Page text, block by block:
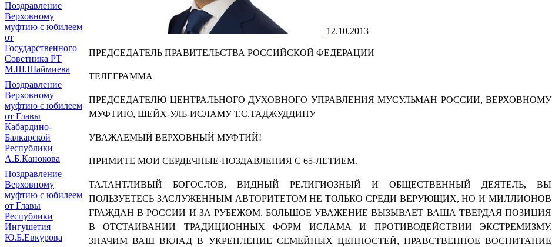
Поздравление
Верховному
муфтию с юбилеем
от
Государственного
Советника РТ
М.Ш.Шаймиева
Поздравление
Верховному
муфтию с юбилеем
от Главы
Кабардино-
Балкарской
Республики
А.Б.Канокова
Поздравление
Верховному
муфтию с юбилеем
от Главы
Республики
Ингушетия
Ю.Б.Евкурова
12.10.2013
ПРЕДСЕДАТЕЛЬ ПРАВИТЕЛЬСТВА РОССИЙСКОЙ ФЕДЕРАЦИИ
ТЕЛЕГРАММА
ПРЕДСЕДАТЕЛЮ ЦЕНТРАЛЬНОГО ДУХОВНОГО УПРАВЛЕНИЯ МУСУЛЬМАН РОССИИ, ВЕРХОВНОМУ
МУФТИЮ, ШЕЙХ-УЛЬ-ИСЛАМУ Т.С.ТАДЖУДДИНУ
УВАЖАЕМЫЙ ВЕРХОВНЫЙ МУФТИЙ!
ПРИМИТЕ МОИ СЕРДЕЧНЫЕ·ПОЗДАВЛЕНИЯ С 65-ЛЕТИЕМ.
ТАЛАНТЛИВЫЙ БОГОСЛОВ, ВИДНЫЙ РЕЛИГИОЗНЫЙ И ОБЩЕСТВЕННЫЙ ДЕЯТЕЛЬ, ВЫ
ПОЛЬЗУЕТЕСЬ ЗАСЛУЖЕННЫМ АВТОРИТЕТОМ НЕ ТОЛЬКО СРЕДИ ВЕРУЮЩИХ, НО И МИЛЛИОНОВ
ГРАЖДАН В РОССИИ И ЗА РУБЕЖОМ. БОЛЬШОЕ УВАЖЕНИЕ ВЫЗЫВАЕТ ВАША ТВЕРДАЯ ПОЗИЦИЯ
В ОТСТАИВАНИИ ТРАДИЦИОННЫХ ФОРМ ИСЛАМА И ПРОТИВОДЕЙСТВИИ ЭКСТРЕМИЗМУ.
ЗНАЧИМ ВАШ ВКЛАД В УКРЕПЛЕНИЕ СЕМЕЙНЫХ ЦЕННОСТЕЙ, НРАВСТВЕННОЕ ВОСПИТАНИЕ